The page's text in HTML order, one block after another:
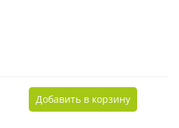
Добавить в корзину